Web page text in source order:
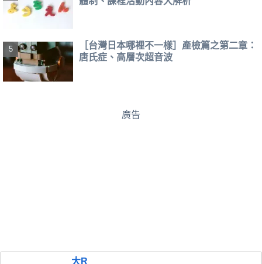
［台灣日本哪裡不一樣］產檢篇之第二章：
唐氏症、高層次超音波
廣告
大R